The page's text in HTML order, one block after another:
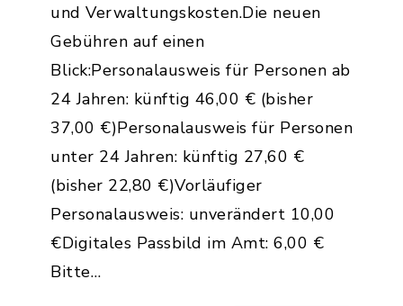
und Verwaltungskosten.Die neuen
Gebühren auf einen
Blick:Personalausweis für Personen ab
24 Jahren: künftig 46,00 € (bisher
37,00 €)Personalausweis für Personen
unter 24 Jahren: künftig 27,60 €
(bisher 22,80 €)Vorläufiger
Personalausweis: unverändert 10,00
€Digitales Passbild im Amt: 6,00 €
Bitte…